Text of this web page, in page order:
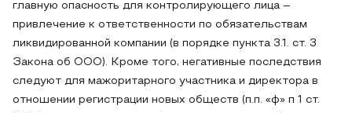
главную опасность для контролирующего лица –
привлечение к ответственности по обязательствам
ликвидированной компании (в порядке пункта 3.1. ст. 3
Закона об ООО). Кроме того, негативные последствия
следуют для мажоритарного участника и директора в
отношении регистрации новых обществ (п.п. «ф» п 1 ст.